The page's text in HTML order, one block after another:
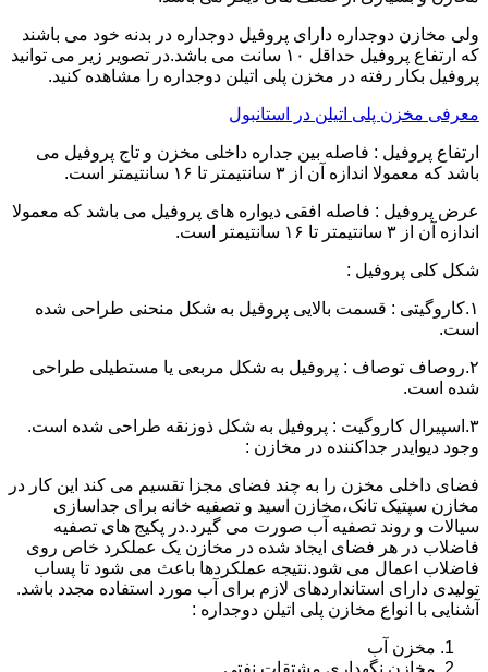
ولی مخازن دوجداره دارای پروفیل دوجداره در بدنه خود می باشند
که ارتفاع پروفیل حداقل ۱۰ سانت می باشد.در تصویر زیر می توانید
پروفیل بکار رفته در مخزن پلی اتیلن دوجداره را مشاهده کنید.
معرفی مخزن پلی اتیلن در استانبول
ارتفاع پروفیل : فاصله بین جداره داخلی مخزن و تاج پروفیل می
باشد که معمولا اندازه آن از ۳ سانتیمتر تا ۱۶ سانتیمتر است.
عرض پروفیل : فاصله افقی دیواره های پروفیل می باشد که معمولا
اندازه آن از ۳ سانتیمتر تا ۱۶ سانتیمتر است.
شکل کلی پروفیل :
۱.کاروگیتی : قسمت بالایی پروفیل به شکل منحنی طراحی شده
است.
۲.روصاف توصاف : پروفیل به شکل مربعی یا مستطیلی طراحی
شده است.
۳.اسپیرال کاروگیت : پروفیل به شکل ذوزنقه طراحی شده است.
وجود دیوایدر جداکننده در مخازن :
فضای داخلی مخزن را به چند فضای مجزا تقسیم می کند این کار در
مخازن سپتیک تانک،مخازن اسید و تصفیه خانه برای جداسازی
سیالات و روند تصفیه آب صورت می گیرد.در پکیج های تصفیه
فاضلاب در هر فضای ایجاد شده در مخازن یک عملکرد خاص روی
فاضلاب اعمال می شود.نتیجه عملکردها باعث می شود تا پساب
تولیدی دارای استانداردهای لازم برای آب مورد استفاده مجدد باشد.
آشنایی با انواع مخازن پلی اتیلن دوجداره :
مخزن آب
مخازن نگهداری مشتقات نفتی